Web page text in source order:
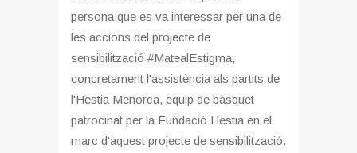
persona que es va interessar per una de
les accions del projecte de
sensibilització #MatealEstigma,
concretament l'assistència als partits de
l'Hestia Menorca, equip de bàsquet
patrocinat per la Fundació Hestia en el
marc d'aquest projecte de sensibilització.